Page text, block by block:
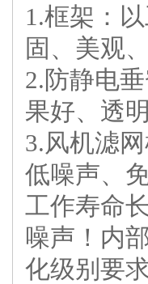
1.框架：
固、美观
2.防静电
果好、透
3.风机滤
低噪声、
工作寿命
噪声！内
化级别要